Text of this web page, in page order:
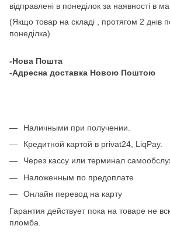
відправлені в понеділок за наявності в
(Якщо товар на складі , протягом 2 днів
понеділка)
-Нова Пошта
-Адресна доставка Новою Поштою
Наличными при получении.
Кредитной картой в privat24, LiqPay.
Через кассу или терминал
Наложенным по предоплате
Онлайн перевод на карту
Гарантия действует пока на товаре не
пломба.